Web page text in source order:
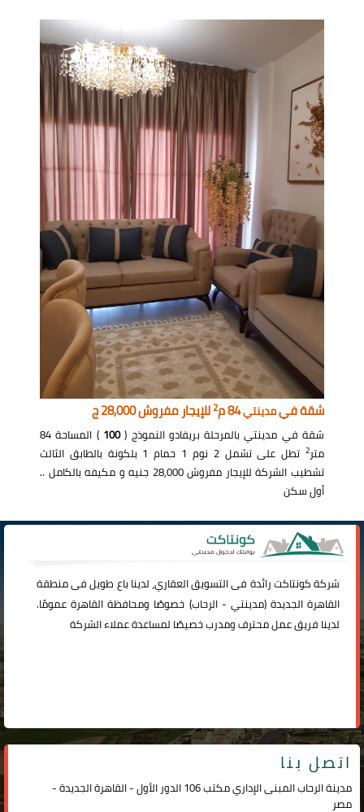
شقة فيمدينتي84 م 2للإيجار مفروش 28,000 ج
شقة في مدينتي بالمرحلة بريفادو النموذج (100
) المساحة 84
متر2
تطل على تشمل 2 نوم 1 حمام 1 بلكونة بالطابق الثالث
تشطيب الشركة للإيجار مفروش 28,000 جنيه و مكيفه بالكامل ..
أول سكن
شركةكونتاكترائدة فى التسويق العقاري، لدينا باع طويل فى منطقة
القاهرة الجديدة (مدينتي -الرحاب) خصوصًا ومحافظة القاهرة عمومًا.
لدينا فريق عمل محترف ومدرب خصيصًا لمساعدة عملاء الشركة
اتصل بنا
مدينة الرحاب المبنى الإداري مكتب 106 الدور الأول - القاهرة الجديدة -
مصر